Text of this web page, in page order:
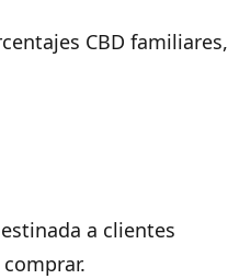
CBD familiares,
a clientes